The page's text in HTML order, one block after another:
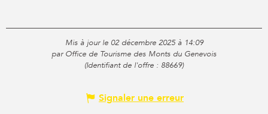
Mis à jour le 02 décembre 2025 à 14:09
par Office de Tourisme des Monts du Genevois
(Identifiant de l'offre : 88669)
Signaler une erreur